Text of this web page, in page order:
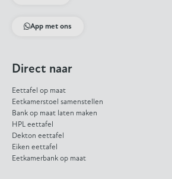
App met ons
Direct naar
Eettafel op maat
Eetkamerstoel samenstellen
Bank op maat laten maken
HPL eettafel
Dekton eettafel
Eiken eettafel
Eetkamerbank op maat